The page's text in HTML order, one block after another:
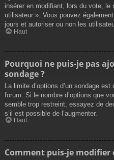
insérer en modifiant, lors du vote, le
utilisateur ». Vous pouvez
jours et autoriser ou non les
Haut
Pourquoi ne puis-je pas
sondage ?
La limite d’options d’un sondage
forum. Si le nombre d’options que
semble trop restreint, essayez de
s’il est possible de l’augmenter.
Haut
Comment puis-je modifier